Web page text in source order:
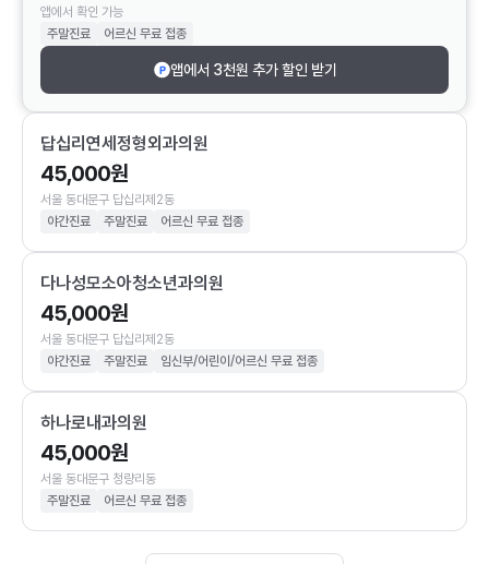
앱에서 확인 가능
주말진료
어르신 무료 접종
앱에서 3천원 추가 할인 받기
답십리연세정형외과의원
45,000원
서울 동대문구 답십리제2동
야간진료
주말진료 어르신 무료 접종
다나성모소아청소년과의원
45,000원
서울 동대문구 답십리제2동
야간진료
주말진료 임신부/어린이/어르신 무료 접종
하나로내과의원
45,000원
서울 동대문구 청량리동
주말진료
어르신 무료 접종